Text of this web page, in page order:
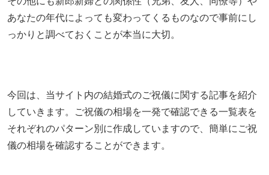
あなたの年代によっても変わってくるものなので事前にし
っかりと調べておくことが本当に大切。
今回は、当サイト内の結婚式のご祝儀に関する記事を紹介
していきます。ご祝儀の相場を一発で確認できる一覧表を
それぞれのパターン別に作成していますので、簡単にご祝
儀の相場を確認することができます。